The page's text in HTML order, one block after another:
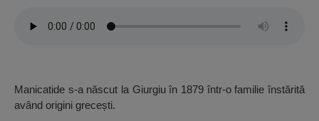
Manicatide s-a născut la Giurgiu în 1879 într-o familie înstărită
având origini grecești.